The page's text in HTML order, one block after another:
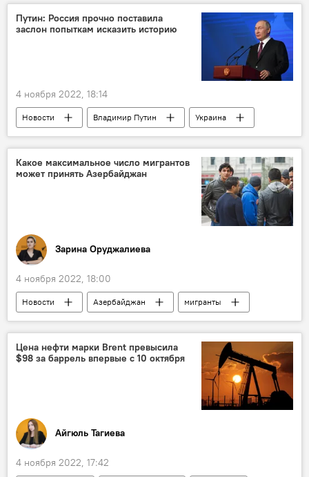
Эмин Амруллаев
вузы
Аккредитация
Путин: Россия прочно поставила
заслон попыткам исказить историю
4 ноября 2022, 18:14
Новости Владимир Путин
Украина
Россия
Запад выступление
Какое максимальное число мигрантов
может принять Азербайджан
Зарина Оруджалиева
4 ноября 2022, 18:00
Новости Азербайджан
мигранты
Государственная миграционная служба
Азер Аллахверанов
Цена нефти марки Brent превысила
$98 за баррель впервые с 10 октября
Айгюль Тагиева
4 ноября 2022, 17:42